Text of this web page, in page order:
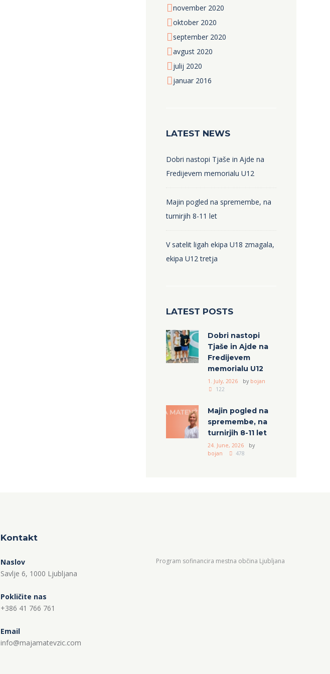
november 2020
oktober 2020
september 2020
avgust 2020
julij 2020
januar 2016
LATEST NEWS
Dobri nastopi Tjaše in Ajde na
Fredijevem memorialu U12
Majin pogled na spremembe, na
turnirjih 8-11 let
V satelit ligah ekipa U18 zmagala,
ekipa U12 tretja
LATEST POSTS
Dobri nastopi
Tjaše in Ajde na
Fredijevem
memorialu U12
1. July, 2026 by bojan
122
Majin pogled na
spremembe, na
turnirjih 8-11 let
24. June, 2026
by
bojan
478
Kontakt
Naslov
Savlje 6, 1000 Ljubljana
Pokličite nas
+386 41 766 761
Email
info@majamatevzic.com
Program sofinancira mestna občina Ljubljana